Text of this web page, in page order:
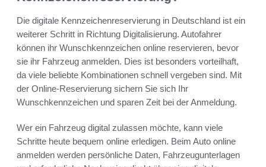
Die digitale Kennzeichenreservierung in Deutschland ist ein
weiterer Schritt in Richtung Digitalisierung. Autofahrer
können ihr Wunschkennzeichen online reservieren, bevor
sie ihr Fahrzeug anmelden. Dies ist besonders vorteilhaft,
da viele beliebte Kombinationen schnell vergeben sind. Mit
der Online-Reservierung sichern Sie sich Ihr
Wunschkennzeichen und sparen Zeit bei der Anmeldung.
Wer ein Fahrzeug digital zulassen möchte, kann viele
Schritte heute bequem online erledigen. Beim Auto online
anmelden werden persönliche Daten, Fahrzeugunterlagen